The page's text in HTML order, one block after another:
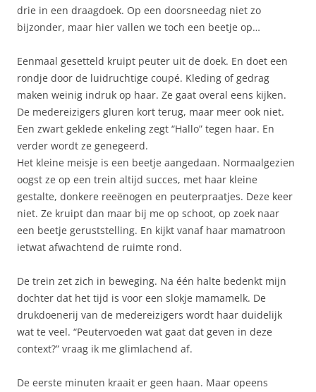
drie in een draagdoek. Op een doorsneedag niet zo
bijzonder, maar hier vallen we toch een beetje op…
Eenmaal gesetteld kruipt peuter uit de doek. En doet een
rondje door de luidruchtige coupé. Kleding of gedrag
maken weinig indruk op haar. Ze gaat overal eens kijken.
De medereizigers gluren kort terug, maar meer ook niet.
Een zwart geklede enkeling zegt “Hallo” tegen haar. En
verder wordt ze genegeerd.
Het kleine meisje is een beetje aangedaan. Normaalgezien
oogst ze op een trein altijd succes, met haar kleine
gestalte, donkere reeënogen en peuterpraatjes. Deze keer
niet. Ze kruipt dan maar bij me op schoot, op zoek naar
een beetje geruststelling. En kijkt vanaf haar mamatroon
ietwat afwachtend de ruimte rond.
De trein zet zich in beweging. Na één halte bedenkt mijn
dochter dat het tijd is voor een slokje mamamelk. De
drukdoenerij van de medereizigers wordt haar duidelijk
wat te veel. “Peutervoeden wat gaat dat geven in deze
context?” vraag ik me glimlachend af.
De eerste minuten kraait er geen haan. Maar opeens